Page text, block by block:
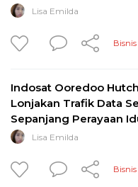
Lisa Emilda
Bisnis
Indosat Ooredoo
Lonjakan Trafik Data
Sepanjang Perayaan
Lisa Emilda
Bisnis